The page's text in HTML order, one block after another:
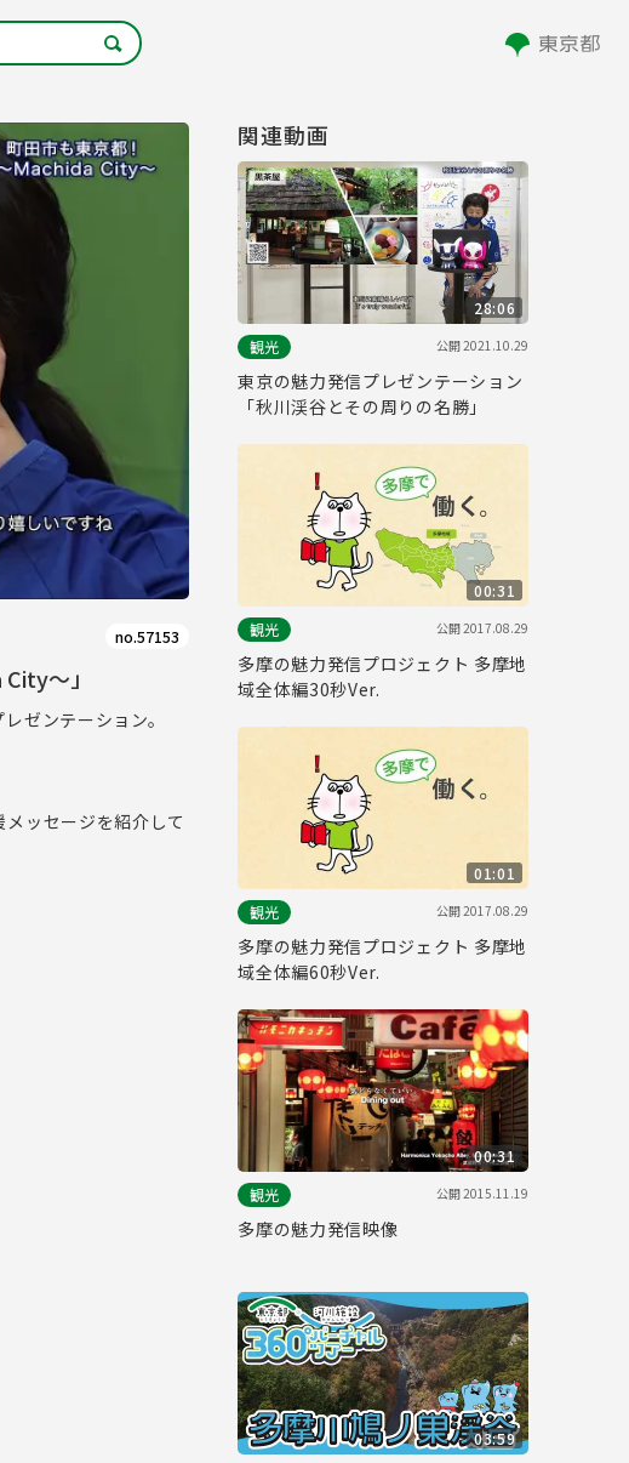
no.57153
～」
ゼンテーション。
ッセージを紹介して
関連動画
28:06
観光
公開2021.10.29
東京の魅力発信プレゼンテーション
「秋川渓谷とその周りの名勝」
00:31
観光
公開2017.08.29
多摩の魅力発信プロジェクト 多摩地
域全体編30秒Ver.
01:01
観光
公開2017.08.29
多摩の魅力発信プロジェクト 多摩地
域全体編60秒Ver.
00:31
観光
公開2015.11.19
多摩の魅力発信映像
03:59